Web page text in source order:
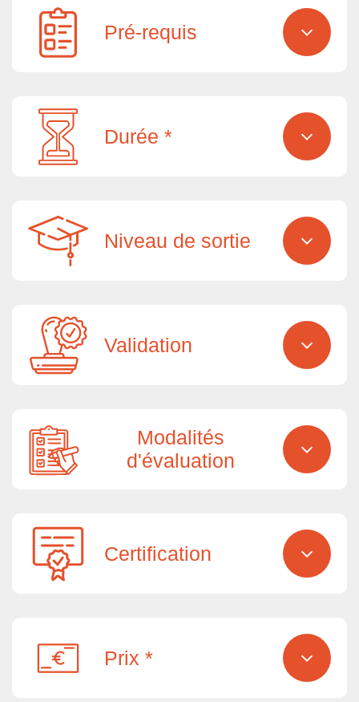
Pré-requis
Durée *
Niveau de sortie
Validation
Modalités
d'évaluation
Certification
Prix *